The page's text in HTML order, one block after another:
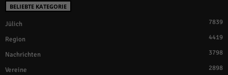
BELIEBTE KATEGORIE
Jülich 7839
Region 4419
Nachrichten 3798
Vereine 2898